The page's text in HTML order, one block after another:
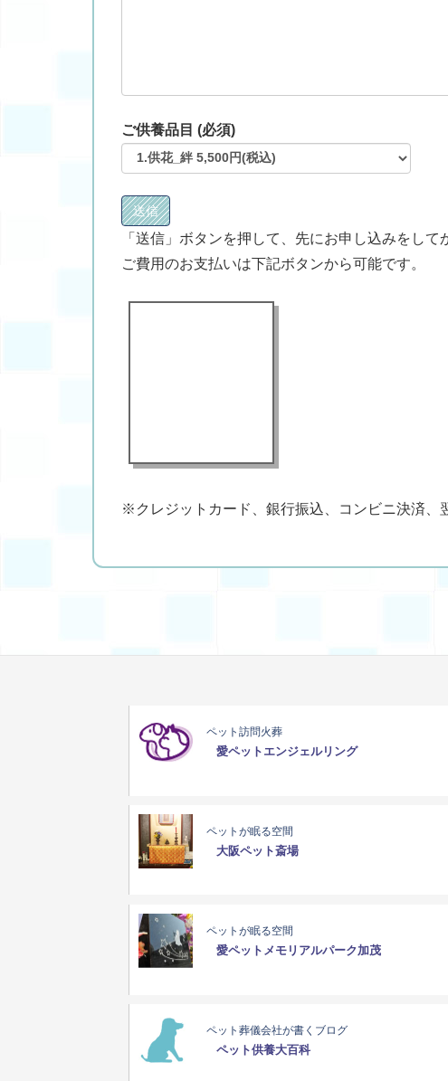
ご供養品目 (必須)
「送信」ボタンを押して、先にお申し込みをして
ご費用のお支払いは下記ボタンから可能です。
※クレジットカード、銀行振込、コンビニ決済、
ペット訪問火葬
愛ペットエンジェルリング
ペットが眠る空間
大阪ペット斎場
ペットが眠る空間
愛ペットメモリアルパーク加茂
ペット葬儀会社が書くブログ
ペット供養大百科